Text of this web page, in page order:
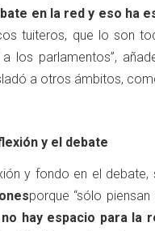
en la red y eso ha
tuiteros, que lo son
los parlamentos”,
a otros ámbitos,
y el debate
y fondo en el debate,
porque “sólo
no hay espacio para la